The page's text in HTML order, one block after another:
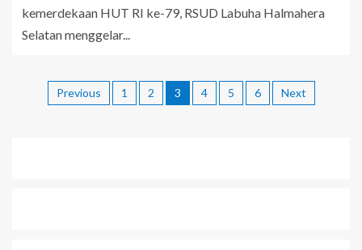
kemerdekaan HUT RI ke-79, RSUD Labuha Halmahera
Selatan menggelar...
Previous 1 2 3 4 5 6 Next